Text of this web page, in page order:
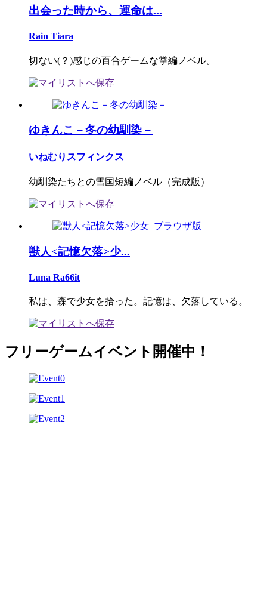
出会った時から、運命は...
Rain Tiara
切ない(？)感じの百合ゲームな掌編ノベル。
ゆきんこ－冬の幼馴染－
いねむりスフィンクス
幼馴染たちとの雪国短編ノベル（完成版）
獣人<記憶欠落>少...
Luna Ra66it
私は、森で少女を拾った。記憶は、欠落している。
フリーゲームイベント開催中！